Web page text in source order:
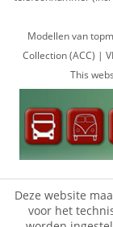
Modellen van
Collection (ACC) |
This
Deze website
voor het